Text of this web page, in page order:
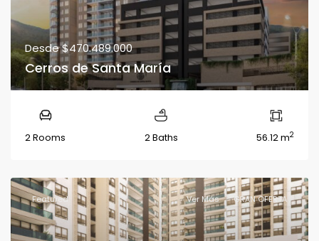
Desde$470.489.000
Cerros de Santa María
2 Rooms 2 Baths 56.12 m2
Featured Ver Más GRAN OFERTA